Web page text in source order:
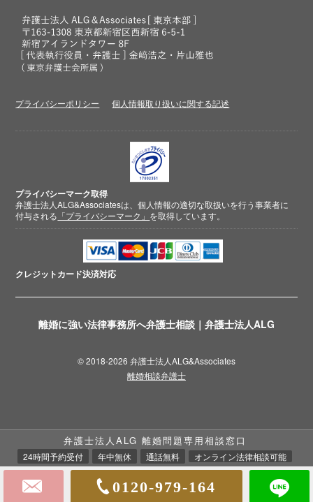
離婚に強い法律事務所へ弁護士相談｜弁護士法人ALG
プライバシーポリシー 個人情報取り扱いに関する記述
プライバシーマーク取得
弁護士法人ALG&Associatesは、個人情報の適切な取扱いを行う事業者に
付与される 「プライバシーマーク」 を取得しています。
クレジットカード決済対応
© 2018-2026 弁護士法人ALG&Associates
離婚相談弁護士
弁護士法人ALG 離婚問題専用相談窓口
24時間予約受付 年中無休 通話無料 オンライン法律相談可能
0120-979-164